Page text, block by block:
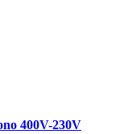
400V-230V